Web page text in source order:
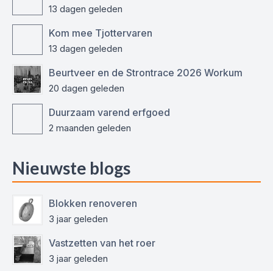
13 dagen geleden
Kom mee Tjottervaren
13 dagen geleden
Beurtveer en de Strontrace 2026 Workum
20 dagen geleden
Duurzaam varend erfgoed
2 maanden geleden
Nieuwste blogs
Blokken renoveren
3 jaar geleden
Vastzetten van het roer
3 jaar geleden